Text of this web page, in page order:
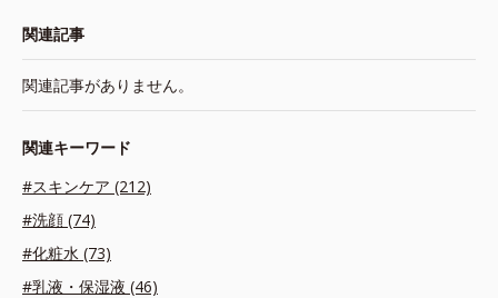
関連記事
関連記事がありません。
関連キーワード
#スキンケア (212)
#洗顔 (74)
#化粧水 (73)
#乳液・保湿液 (46)